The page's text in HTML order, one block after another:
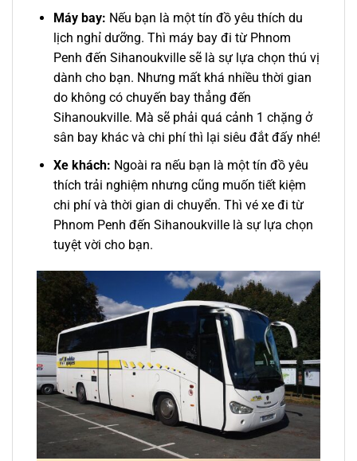
Máy bay: Nếu bạn là một tín đồ yêu thích du
lịch nghỉ dưỡng. Thì máy bay đi từ Phnom
Penh đến Sihanoukville sẽ là sự lựa chọn thú vị
dành cho bạn. Nhưng mất khá nhiều thời gian
do không có chuyến bay thẳng đến
Sihanoukville. Mà sẽ phải quá cảnh 1 chặng ở
sân bay khác và chi phí thì lại siêu đắt đấy nhé!
Xe khách: Ngoài ra nếu bạn là một tín đồ yêu
thích trải nghiệm nhưng cũng muốn tiết kiệm
chi phí và thời gian di chuyển. Thì vé xe đi từ
Phnom Penh đến Sihanoukvillelà sự lựa chọn
tuyệt vời cho bạn.